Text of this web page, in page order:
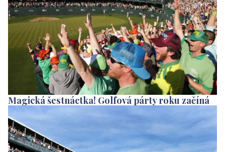
Magická šestnáctka! Golfová párty roku začíná